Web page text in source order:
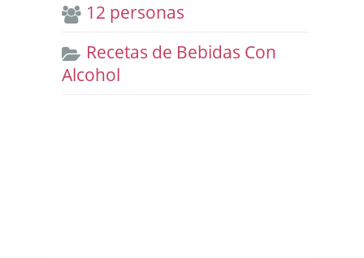
12 personas
Recetas de Bebidas Con
Alcohol